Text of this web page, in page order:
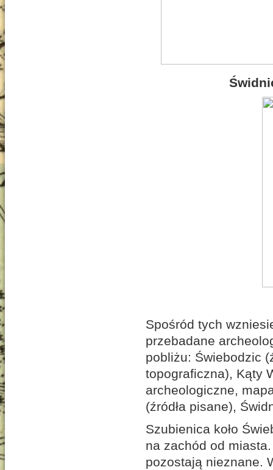
Spośród tych
przebadane
pobliżu: Świebodzic
topograficzna), Kąty
archeologiczne,
(źródła pisane),
Szubienica koło
na zachód od
pozostają nieznane.